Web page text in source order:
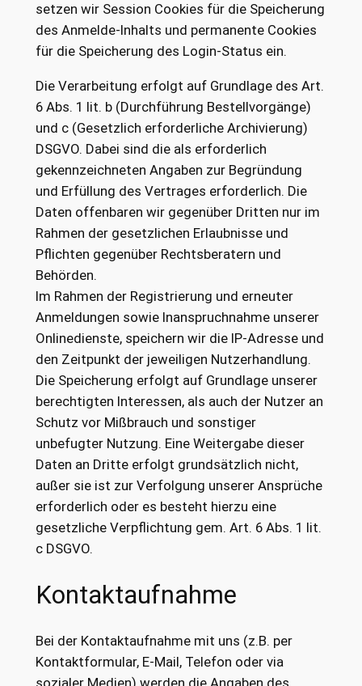
setzen wir Session Cookies für die Speicherung
des Anmelde-Inhalts und permanente Cookies
für die Speicherung des Login-Status ein.
Die Verarbeitung erfolgt auf Grundlage des Art.
6 Abs. 1 lit. b (Durchführung Bestellvorgänge)
und c (Gesetzlich erforderliche Archivierung)
DSGVO. Dabei sind die als erforderlich
gekennzeichneten Angaben zur Begründung
und Erfüllung des Vertrages erforderlich. Die
Daten offenbaren wir gegenüber Dritten nur im
Rahmen der gesetzlichen Erlaubnisse und
Pflichten gegenüber Rechtsberatern und
Behörden.
Im Rahmen der Registrierung und erneuter
Anmeldungen sowie Inanspruchnahme unserer
Onlinedienste, speichern wir die IP-Adresse und
den Zeitpunkt der jeweiligen Nutzerhandlung.
Die Speicherung erfolgt auf Grundlage unserer
berechtigten Interessen, als auch der Nutzer an
Schutz vor Mißbrauch und sonstiger
unbefugter Nutzung. Eine Weitergabe dieser
Daten an Dritte erfolgt grundsätzlich nicht,
außer sie ist zur Verfolgung unserer Ansprüche
erforderlich oder es besteht hierzu eine
gesetzliche Verpflichtung gem. Art. 6 Abs. 1 lit.
c DSGVO.
Kontaktaufnahme
Bei der Kontaktaufnahme mit uns (z.B. per
Kontaktformular, E-Mail, Telefon oder via